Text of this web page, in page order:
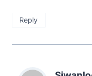
Reply